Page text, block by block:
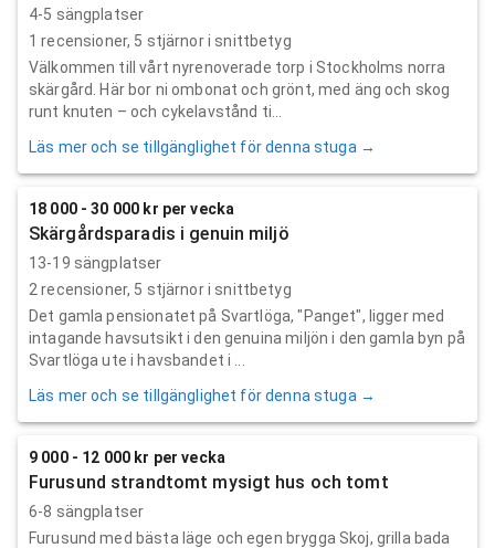
4-5 sängplatser
1 recensioner, 5 stjärnor i snittbetyg
Välkommen till vårt nyrenoverade torp i Stockholms norra
skärgård. Här bor ni ombonat och grönt, med äng och skog
runt knuten – och cykelavstånd ti...
Läs mer och se tillgänglighet för denna stuga →
18 000 - 30 000 kr per vecka
Skärgårdsparadis i genuin miljö
13-19 sängplatser
2 recensioner, 5 stjärnor i snittbetyg
Det gamla pensionatet på Svartlöga, "Panget", ligger med
intagande havsutsikt i den genuina miljön i den gamla byn på
Svartlöga ute i havsbandet i ...
Läs mer och se tillgänglighet för denna stuga →
9 000 - 12 000 kr per vecka
Furusund strandtomt mysigt hus och tomt
6-8 sängplatser
Furusund med bästa läge och egen brygga Skoj, grilla bada